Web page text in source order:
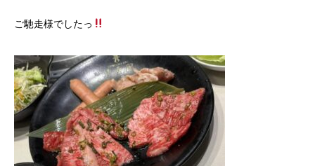
ご馳走様でしたっ